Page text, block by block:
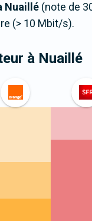
Nuaillé (note de
(> 10 Mbit/s).
à Nuaillé